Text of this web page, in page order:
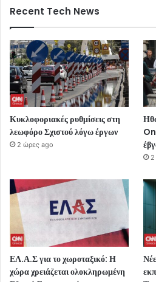
Recent Tech News
Κυκλοφοριακές ρυθμίσεις στη
λεωφόρο Σχιστού λόγω έργων
2 ώρες ago
ΕΛ.Α.Σ για το χωροταξικό: Η
χώρα χρειάζεται ολοκληρωμένη